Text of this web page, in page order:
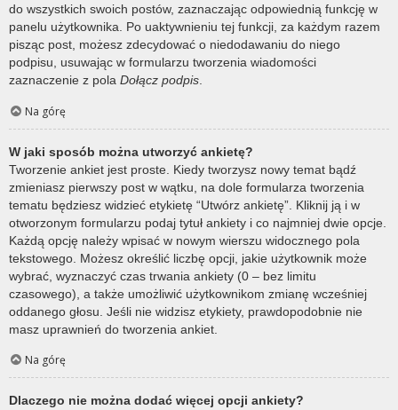
do wszystkich swoich postów, zaznaczając odpowiednią funkcję w
panelu użytkownika. Po uaktywnieniu tej funkcji, za każdym razem
pisząc post, możesz zdecydować o niedodawaniu do niego
podpisu, usuwając w formularzu tworzenia wiadomości
zaznaczenie z pola Dołącz podpis.
Na górę
W jaki sposób można utworzyć ankietę?
Tworzenie ankiet jest proste. Kiedy tworzysz nowy temat bądź
zmieniasz pierwszy post w wątku, na dole formularza tworzenia
tematu będziesz widzieć etykietę “Utwórz ankietę”. Kliknij ją i w
otworzonym formularzu podaj tytuł ankiety i co najmniej dwie opcje.
Każdą opcję należy wpisać w nowym wierszu widocznego pola
tekstowego. Możesz określić liczbę opcji, jakie użytkownik może
wybrać, wyznaczyć czas trwania ankiety (0 – bez limitu
czasowego), a także umożliwić użytkownikom zmianę wcześniej
oddanego głosu. Jeśli nie widzisz etykiety, prawdopodobnie nie
masz uprawnień do tworzenia ankiet.
Na górę
Dlaczego nie można dodać więcej opcji ankiety?